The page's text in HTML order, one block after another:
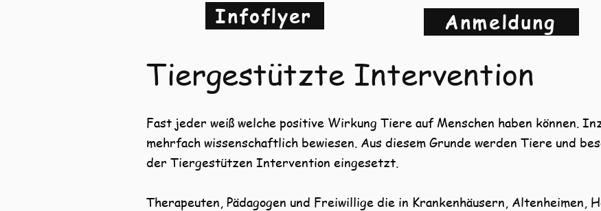
Infoflyer Anmeldung
Tiergestützte Intervention
Fast jeder weiß welche positive Wirkung Tiere auf Menschen haben können.
mehrfach wissenschaftlich bewiesen. Aus diesem Grunde werden Tiere und
der Tiergestützen Intervention eingesetzt.
Therapeuten, Pädagogen und Freiwillige die in Krankenhäusern, Altenheimen,